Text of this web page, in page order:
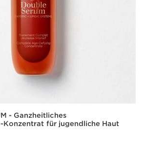
- Ganzheitliches
Konzentrat für jugendliche Haut